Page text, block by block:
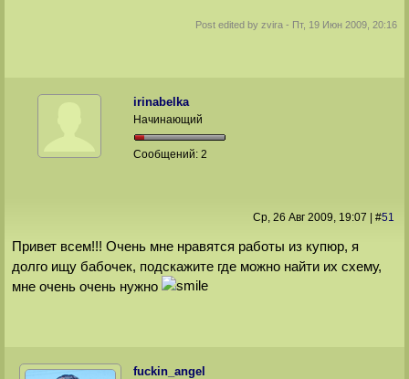
Post edited byzvira - Пт, 19 Июн 2009, 20:16
irinabelka
Начинающий
Сообщений:2
Ср, 26 Авг 2009, 19:07 #51
Привет всем!!! Очень мне нравятся работы из купюр, я
долго ищу бабочек, подскажите где можно найти их схему,
мне очень очень нужно
fuckin_angel